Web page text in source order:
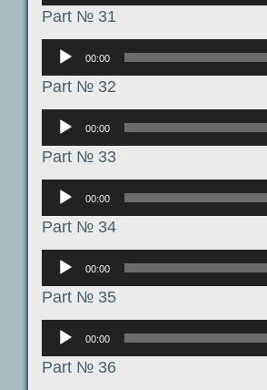
Part № 31
Аудиоплеер
00:00
Part № 32
Аудиоплеер
00:00
Part № 33
Аудиоплеер
00:00
Part № 34
Аудиоплеер
00:00
Part № 35
Аудиоплеер
00:00
Part № 36